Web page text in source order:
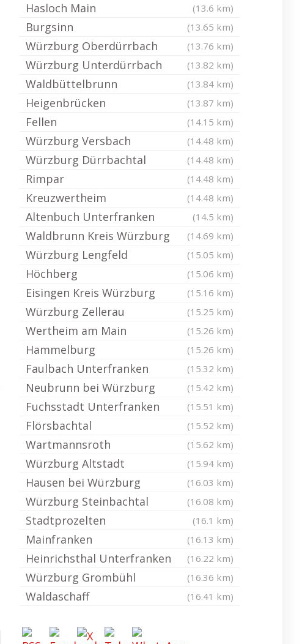
Hasloch Main (13.6 km)
Burgsinn (13.65 km)
Würzburg Oberdürrbach (13.76 km)
Würzburg Unterdürrbach (13.82 km)
Waldbüttelbrunn (13.84 km)
Heigenbrücken (13.87 km)
Fellen (14.15 km)
Würzburg Versbach (14.48 km)
Würzburg Dürrbachtal (14.48 km)
Rimpar (14.48 km)
Kreuzwertheim (14.48 km)
Altenbuch Unterfranken (14.5 km)
Waldbrunn Kreis Würzburg (14.69 km)
Würzburg Lengfeld (15.05 km)
Höchberg (15.06 km)
Eisingen Kreis Würzburg (15.16 km)
Würzburg Zellerau (15.25 km)
Wertheim am Main (15.26 km)
Hammelburg (15.26 km)
Faulbach Unterfranken (15.32 km)
Neubrunn bei Würzburg (15.42 km)
Fuchsstadt Unterfranken (15.51 km)
Flörsbachtal (15.52 km)
Wartmannsroth (15.62 km)
Würzburg Altstadt (15.94 km)
Hausen bei Würzburg (16.03 km)
Würzburg Steinbachtal (16.08 km)
Stadtprozelten (16.1 km)
Mainfranken (16.13 km)
Heinrichsthal Unterfranken (16.22 km)
Würzburg Grombühl (16.36 km)
Waldaschaff (16.41 km)